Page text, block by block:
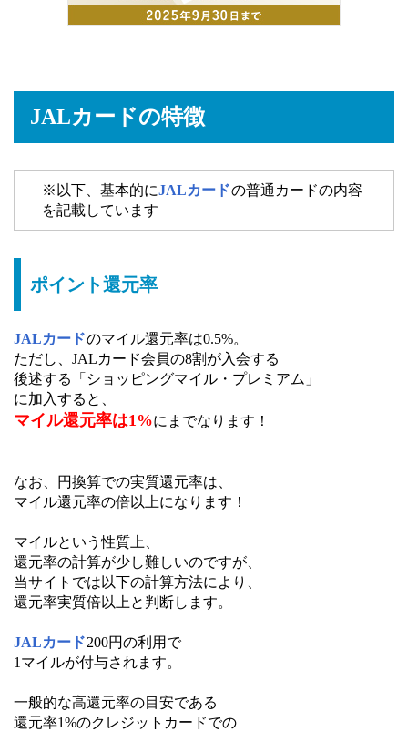
JALカードの特徴
※以下、基本的にJALカードの普通カードの内容
を記載しています
ポイント還元率
JALカードのマイル還元率は0.5%。
ただし、JALカード会員の8割が入会する
後述する「ショッピングマイル・プレミアム」
に加入すると、
マイル還元率は1%にまでなります！
なお、円換算での実質還元率は、
マイル還元率の倍以上になります！
マイルという性質上、
還元率の計算が少し難しいのですが、
当サイトでは以下の計算方法により、
還元率実質倍以上と判断します。
JALカード200円の利用で
1マイルが付与されます。
一般的な高還元率の目安である
還元率1%のクレジットカードでの